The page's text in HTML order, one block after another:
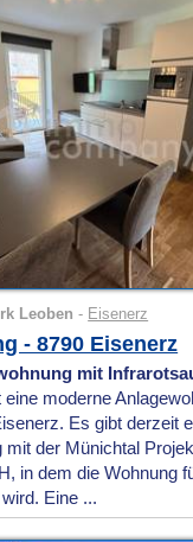
Leoben - Eisenerz
- 8790 Eisenerz
mit
moderne
Es gibt derzeit
mit der Münichtal
in dem die Wohnung
Eine ...